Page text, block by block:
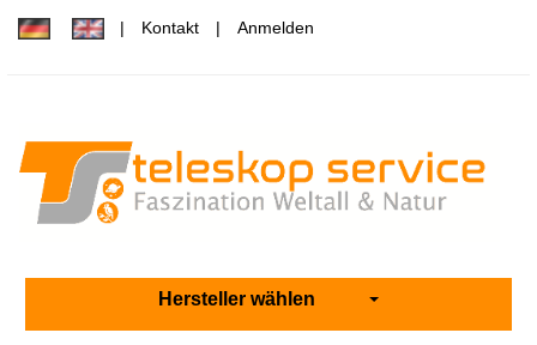
Kontakt Anmelden
Hersteller wählen